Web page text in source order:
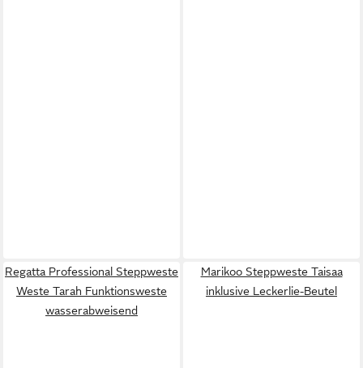
Regatta Professional Steppweste
Weste Tarah Funktionsweste
wasserabweisend
Marikoo Steppweste Taisaa
inklusive Leckerlie-Beutel